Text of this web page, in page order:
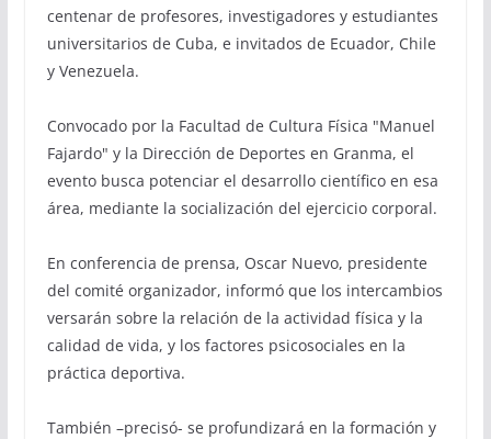
centenar de profesores, investigadores y estudiantes
universitarios de Cuba, e invitados de Ecuador, Chile
y Venezuela.
Convocado por la Facultad de Cultura Física "Manuel
Fajardo" y la Dirección de Deportes en Granma, el
evento busca potenciar el desarrollo científico en esa
área, mediante la socialización del ejercicio corporal.
En conferencia de prensa, Oscar Nuevo, presidente
del comité organizador, informó que los intercambios
versarán sobre la relación de la actividad física y la
calidad de vida, y los factores psicosociales en la
práctica deportiva.
También –precisó- se profundizará en la formación y